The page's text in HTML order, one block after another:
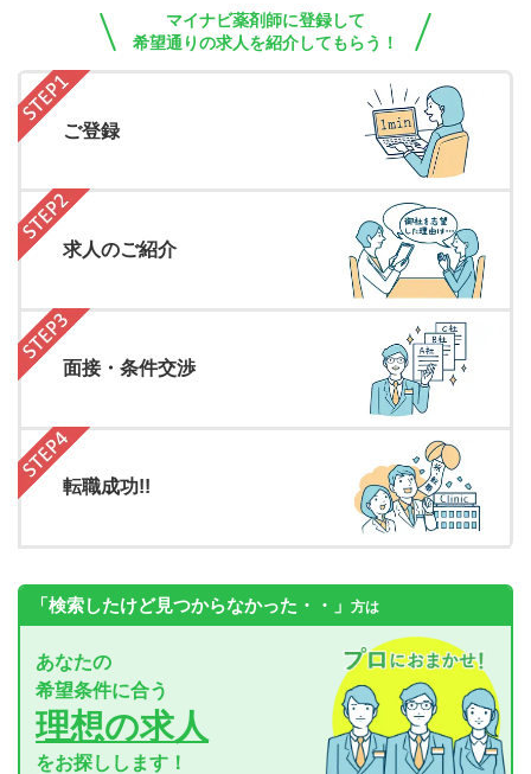
マイナビ薬剤師に登録して
希望通りの求人を紹介してもらう！
ご登録
求人のご紹介
面接・条件交渉
転職成功!!
「検索したけど見つからなかった・・」 方は
あなたの
希望条件に合う
理想の求人
をお探しします！